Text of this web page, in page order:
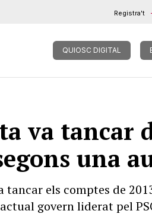
Registra't
QUIOSC DIGITAL
va tancar
una
els comptes de
govern liderat pel